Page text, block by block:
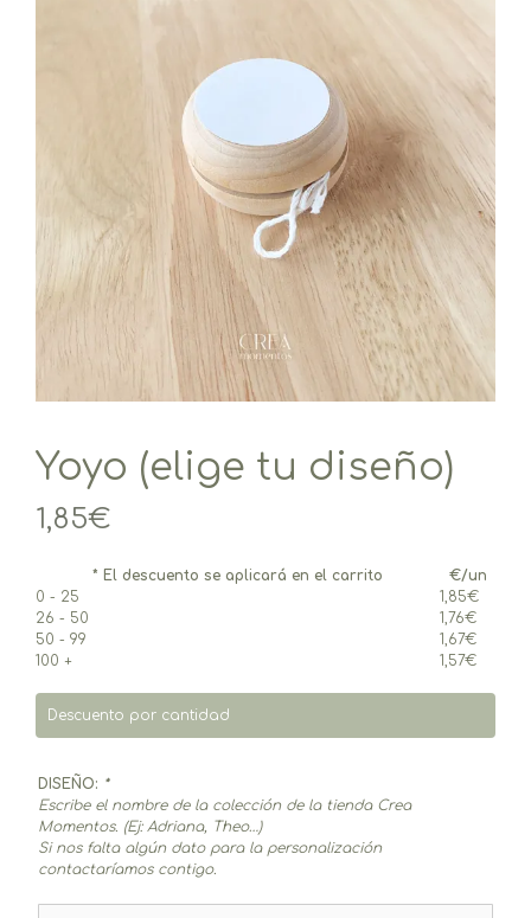
Yoyo (elige tu diseño)
1,85€
* El descuento se aplicará en el carrito
€/un
0 - 25
1,85€
26 - 50
1,76€
50 - 99
1,67€
100 +
1,57€
Descuento por cantidad
DISEÑO: *
Escribe el nombre de la colección de la tienda Crea
Momentos. (Ej: Adriana, Theo…)
Si nos falta algún dato para la personalización
contactaríamos contigo.